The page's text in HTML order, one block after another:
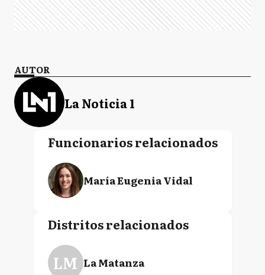
AUTOR
La Noticia 1
Funcionarios relacionados
María Eugenia Vidal
Distritos relacionados
LM La Matanza